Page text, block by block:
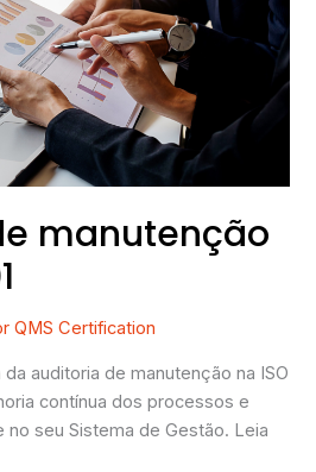
manutenção
QMS Certification
auditoria de manutenção na ISO
contínua dos processos e
no seu Sistema de Gestão. Leia